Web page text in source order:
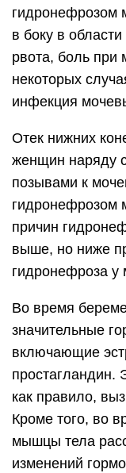
гидронефрозом
в боку в
рвота, боль при
некоторых
инфекция
Отек нижних
женщин наряду
позывами к
гидронефрозом
причин
выше, но ниже
гидронефроза у
Во время
значительные
включающие
простагландин.
как правило,
Кроме того, во
мышцы тела
изменений